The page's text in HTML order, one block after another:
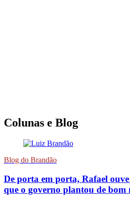
Colunas e Blog
Blog do Brandão
De porta em porta, Rafael ouve
que o governo plantou de bom